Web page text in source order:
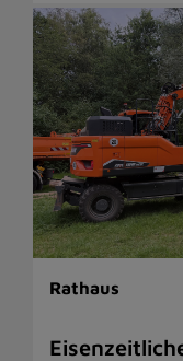
Rathaus